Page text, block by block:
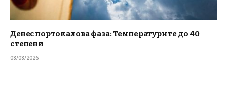
Денес портокалова фаза: Температурите до 40
степени
08/08/2026